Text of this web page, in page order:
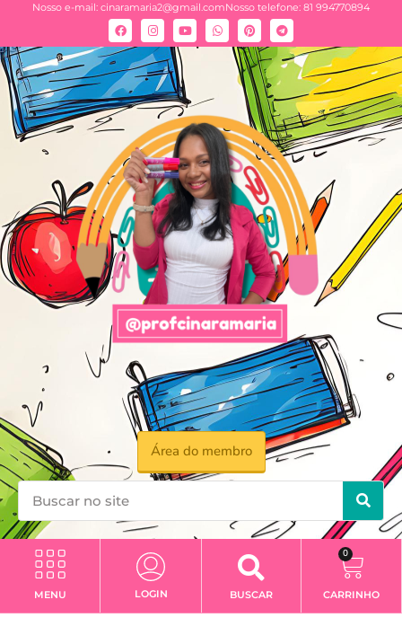
Nosso e-mail: cinaramaria2@gmail.comNosso telefone: 81 994770894
Área do membro
MENU LOGIN BUSCAR
0
CARRINHO